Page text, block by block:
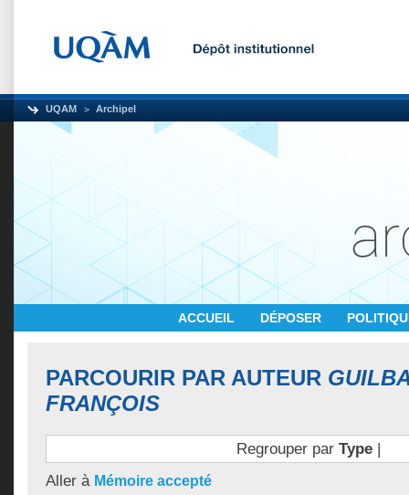
UQAM Archipel
ACCUEIL DÉPOSER
PARCOURIR PAR AUTEUR
FRANÇOIS
Regrouper par Type|
Aller à Mémoire accepté